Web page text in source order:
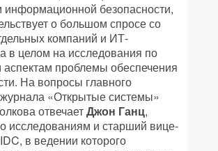
безопасности,
о большом спросе со
компаний и ИТ-
в целом на исследования по
проблемы обеспечения
На вопросы главного
«Открытые системы»
отвечаетДжон Ганц,
исследованиям и старший вице-
в ведении которого